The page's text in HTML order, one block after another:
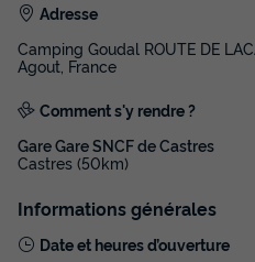
Barbecue
Salon de jardin
+ 1
Tente 6 personnes - Waard,
du22/08/2026
Meilleur prix pour 7 nuits
Adresse
Camping Goudal ROUTE DE
Agout, France
Comment s'y rendre ?
Gare Gare SNCF de Castres
Castres (50km)
Informations générales
Date et heures d’ouverture